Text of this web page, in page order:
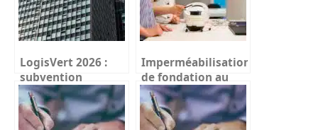
LogisVert 2026 :
subvention
thermopompe
Hydro-Québec
(guide complet)
Imperméabilisation
de fondation au
Québec en 2026 :
guide complet